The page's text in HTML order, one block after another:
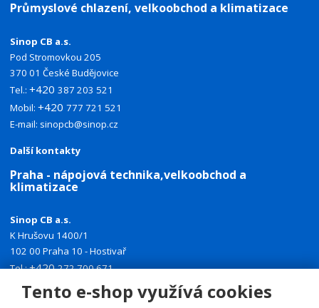
Tento e-shop využívá cookies
Průmyslové chlazení, velkoobchod a klimatizace
Sinop CB a.s.
Pod Stromovkou 205
370 01 České Budějovice
Tel.:+420387 203 521
Mobil:+420777 721 521
E-mail: sinopcb@sinop.cz
Další kontakty
Praha - nápojová technika,velkoobchod a
klimatizace
Sinop CB a.s.
K Hrušovu 1400/1
102 00 Praha 10 - Hostivař
Tel.:+420272 700 671
Mobil: +420 774 335 918
E-mail:sinoppraha@sinop.cz